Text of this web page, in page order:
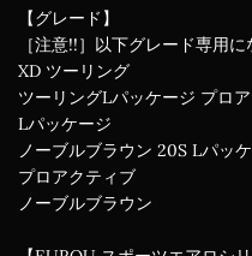
【グレード】
［注意!!］以下グレード専用に
XD ツーリング
ツーリングLパッケージ プロ
Lパッケージ
ノーブルブラウン 20S Lパッ
プロアクティブ
ノーブルブラウン